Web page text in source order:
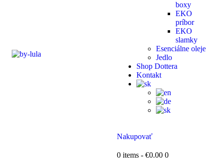
boxy
EKO
príbor
EKO
slamky
Esenciálne oleje
Jedlo
Shop Dottera
Kontakt
Nakupovať
0 items - €0.00 0